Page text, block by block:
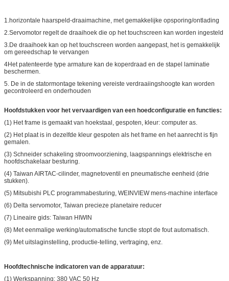
1.horizontale haarspeld-draaimachine, met gemakkelijke opsporing/ontlading
2.Servomotor regelt de draaihoek die op het touchscreen kan worden ingesteld
3.De draaihoek kan op het touchscreen worden aangepast, het is gemakkelijk
om gereedschap te vervangen
4Het patenteerde type armature kan de koperdraad en de stapel laminatie
beschermen.
5. De in de statormontage tekening vereiste verdraaiingshoogte kan worden
gecontroleerd en onderhouden
Hoofdstukken voor het vervaardigen van een hoedconfiguratie en functies:
(1) Het frame is gemaakt van hoekstaal, gespoten, kleur: computer as.
(2) Het plaat is in dezelfde kleur gespoten als het frame en het aanrecht is fijn
gemalen.
(3) Schneider schakeling stroomvoorziening, laagspannings elektrische en
hoofdschakelaar besturing.
(4) Taiwan AIRTAC-cilinder, magnetoventil en pneumatische eenheid (drie
stukken).
(5) Mitsubishi PLC programmabesturing, WEINVIEW mens-machine interface
(6) Delta servomotor, Taiwan precieze planetaire reducer
(7) Lineaire gids: Taiwan HIWIN
(8) Met eenmalige werking/automatische functie stopt de fout automatisch.
(9) Met uitslaginstelling, productie-telling, vertraging, enz.
Hoofdtechnische indicatoren van de apparatuur:
(1) Werkspanning: 380 VAC 50 Hz